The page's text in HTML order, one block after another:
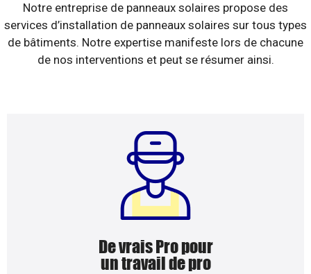
Notre entreprise de panneaux solaires propose des
services d’installation de panneaux solaires sur tous types
de bâtiments. Notre expertise manifeste lors de chacune
de nos interventions et peut se résumer ainsi.
De vrais Pro pour
un travail de pro